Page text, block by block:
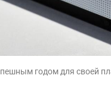
годом для своей